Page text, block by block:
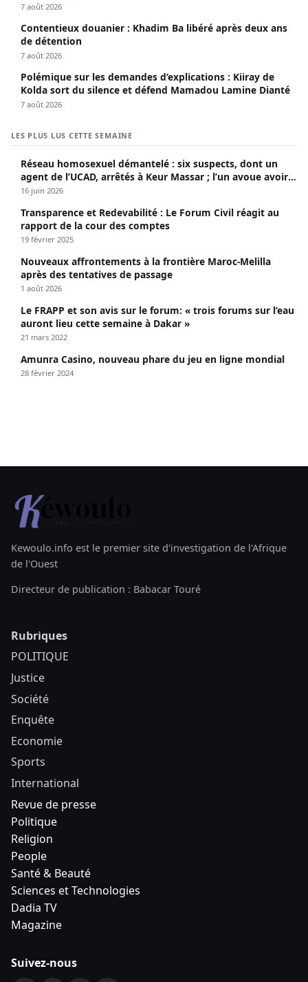
7 août 2026
Contentieux douanier : Khadim Ba libéré après deux ans
de détention
7 août 2026
Polémique sur les demandes d’explications : Kiiray de
Kolda sort du silence et défend Mamadou Lamine Dianté
7 août 2026
LES PLUS LUS CETTE SEMAINE
Réseau homosexuel démantelé : six suspects, dont un
agent de l’UCAD, arrêtés à Keur Massar ; l’un avoue avoir
propagé le VIH depuis 2018
16 juin 2026
Transparence et Redevabilité : Le Forum Civil réagit au
rapport de la cour des comptes
19 février 2025
Nouveaux affrontements à la frontière Maroc-Melilla
après des tentatives de passage
1 août 2026
Le FRAPP et son avis sur le forum: « trois forums sur l’eau
auront lieu cette semaine à Dakar »
21 mars 2022
Amunra Casino, nouveau phare du jeu en ligne mondial
28 février 2024
Kewoulo.info est le premier site d'investigation de l'Afrique
de l'Ouest
Directeur de publication : Babacar Touré
Rubriques
POLITIQUE
Justice
Société
Enquête
Economie
Sports
International
Revue de presse
Politique
Religion
People
Santé & Beauté
Sciences et Technologies
Dadia TV
Magazine
Suivez-nous